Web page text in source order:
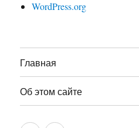
WordPress.org
Главная
Об этом сайте